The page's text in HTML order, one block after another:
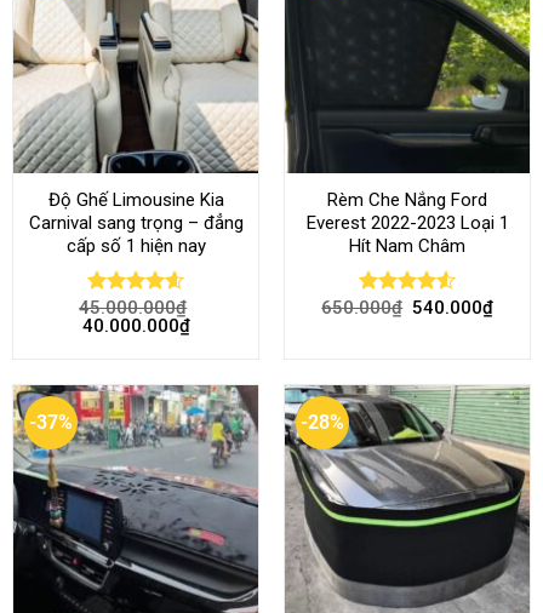
Độ Ghế Limousine Kia
Carnival sang trọng – đẳng
cấp số 1 hiện nay
Rated4.58
out of 5
45.000.000₫
40.000.000₫
Rèm Che Nắng Ford
Everest 2022-2023 Loại 1
Hít Nam Châm
Rated4.51
650.000₫ 540.000₫
-37% -28%